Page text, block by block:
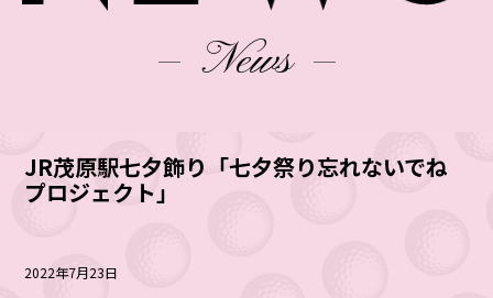
News
JR茂原駅七夕飾り「七夕祭り忘れないでね
プロジェクト」
2022年7月23日